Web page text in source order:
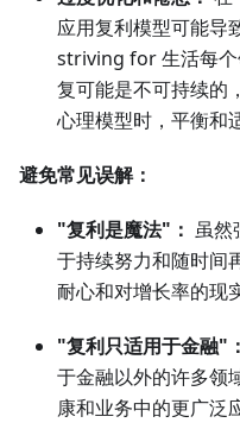
应用复利模型可能
striving for 生活每个
复可能是不可持续的
心理模型时，平衡和
避免常见误解：
"复利是魔法"： 虽然
于持续努力和随时间
耐心和对增长率的现
"复利只适用于金融"：
于金融以外的许多领
康和业务中的更广泛